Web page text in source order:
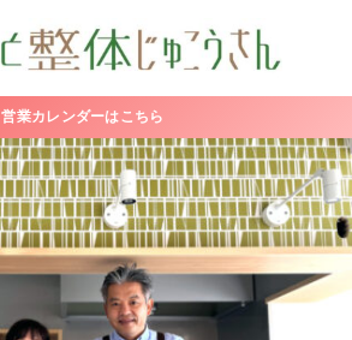
営業カレンダーはこちら